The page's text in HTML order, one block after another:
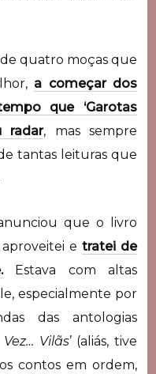
quatro moças que
a começar dos
que ‘Garotas
radar, mas sempre
tantas leituras que
que o livro
aproveitei etratei de
Estava com altas
especialmente por
das antologias
Vilãs’ (aliás, tive
contos em ordem,